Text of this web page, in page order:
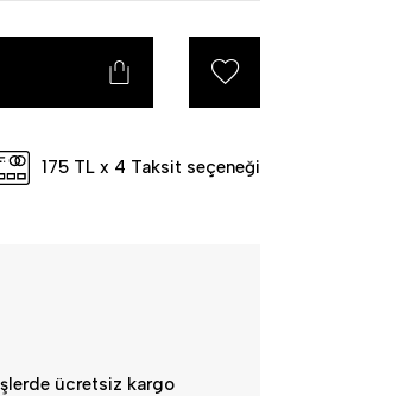
175 TL x 4 Taksit seçeneği
ücretsiz kargo